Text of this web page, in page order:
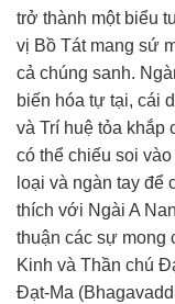
trở thành một biểu
vị Bồ Tát mang sứ
cả chúng sanh.
biến hóa tự tại, cái
và Trí huệ tỏa khắp
có thể chiếu soi
loại và ngàn tay
thích với Ngài A
thuận các sự mong
Kinh và Thần chú
Đạt-Ma